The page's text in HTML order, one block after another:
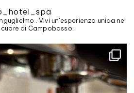
. Vivi un'esperienza unica nel
cuore di Campobasso.